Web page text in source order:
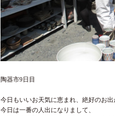
陶器市9日目
今日もいいお天気に恵まれ、絶好のお
今日は一番の人出になりまして、